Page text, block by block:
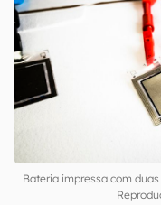
Bateria impressa com